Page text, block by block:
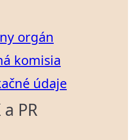
orgán
komisia
údaje
PR